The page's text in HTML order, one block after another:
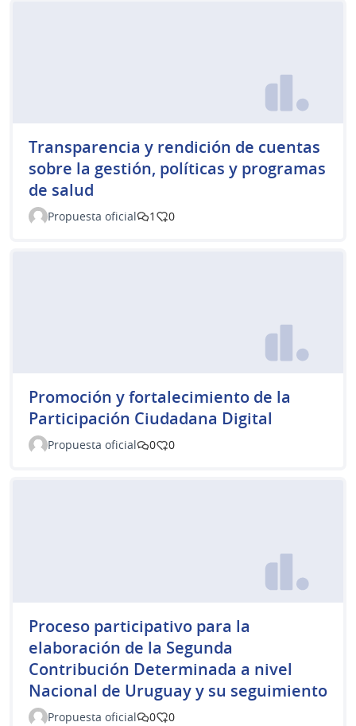
Transparencia y rendición de cuentas
sobre la gestión, políticas y programas
de salud
Propuesta oficial 1 0
Promoción y fortalecimiento de la
Participación Ciudadana Digital
Propuesta oficial 0 0
Proceso participativo para la
elaboración de la Segunda
Contribución Determinada a nivel
Nacional de Uruguay y su seguimiento
Propuesta oficial 0 0